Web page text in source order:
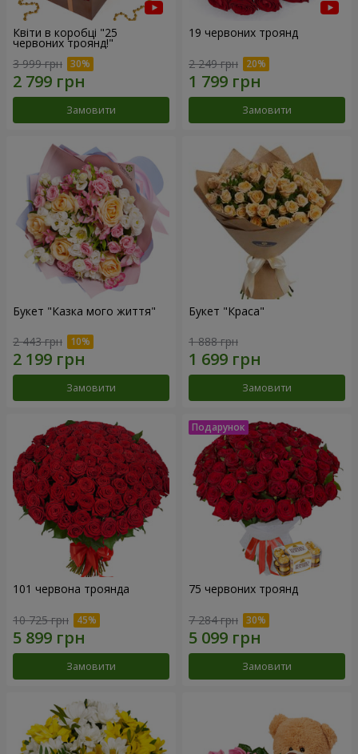
Квіти в коробці "25
червоних троянд!"
3 999 грн
Замовити
19 червоних троянд
2 249 грн
Замовити
Букет "Казка мого життя"
2 443 грн
Замовити
Букет "Краса"
1 888 грн
Замовити
101 червона троянда
10 725 грн
Замовити
75 червоних троянд
7 284 грн
Замовити